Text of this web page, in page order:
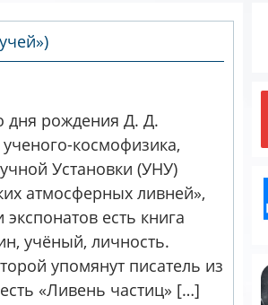
дня рождения Д. Д.
космофизика,
Установки (УНУ)
атмосферных ливней»,
есть книга
учёный, личность.
упомянут писатель из
«Ливень частиц» […]